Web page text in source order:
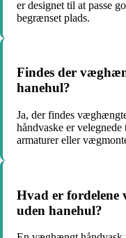
er designet til at passe
begrænset plads.
Findes der
hanehul?
Ja, der findes
håndvaske er
armaturer eller
Hvad er
uden hanehul?